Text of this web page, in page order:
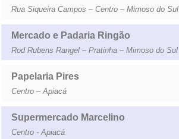
Rua Siqueira Campos – Centro – Mimoso do Sul
Mercado e Padaria Ringão
Rod Rubens Rangel – Pratinha – Mimoso do Sul
Papelaria Pires
Centro – Apiacá
Supermercado Marcelino
Centro - Apiacá